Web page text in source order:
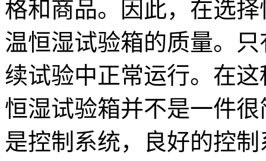
格和商品。因此，在选
温恒湿试验箱的质量。
续试验中正常运行。在
恒湿试验箱并不是一件
是控制系统，良好的控